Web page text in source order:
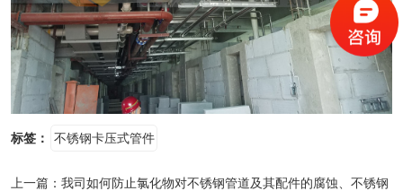
标签： 不锈钢卡压式管件
上一篇： 我司如何防止氯化物对不锈钢管道及其配件的腐蚀、不锈钢